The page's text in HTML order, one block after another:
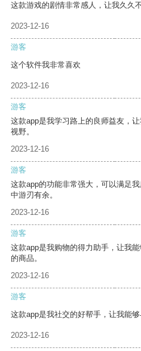
这款游戏的剧情非常感人，让我久久
2023-12-16
游客
这个软件我非常喜欢
2023-12-16
游客
这款app是我学习路上的良师益友，
视野。
2023-12-16
游客
这款app的功能非常强大，可以满足
中游刃有余。
2023-12-16
游客
这款app是我购物的得力助手，让我
的商品。
2023-12-16
游客
这款app是我社交的好帮手，让我能
2023-12-16